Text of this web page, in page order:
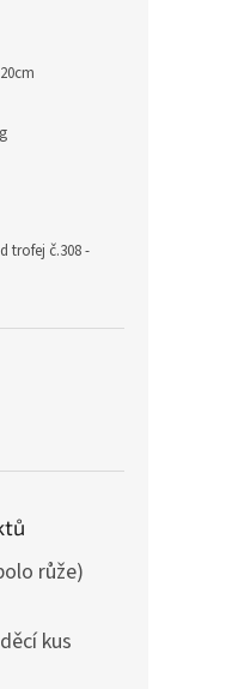
trofej č.308 -
růže)
hvězdiček.
kus
hvězdiček.